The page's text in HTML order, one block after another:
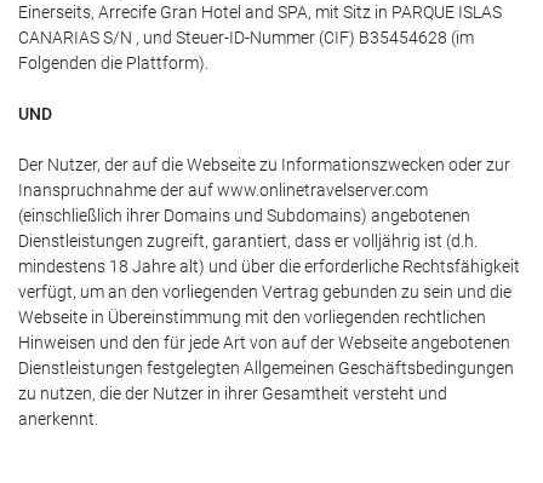
Einerseits, Arrecife Gran Hotel and SPA, mit Sitz in PARQUE ISLAS
CANARIAS S/N , und Steuer-ID-Nummer (CIF) B35454628 (im
Folgenden die Plattform).
UND
Der Nutzer, der auf die Webseite zu Informationszwecken oder zur
Inanspruchnahme der auf www.onlinetravelserver.com
(einschließlich ihrer Domains und Subdomains) angebotenen
Dienstleistungen zugreift, garantiert, dass er volljährig ist (d.h.
mindestens 18 Jahre alt) und über die erforderliche Rechtsfähigkeit
verfügt, um an den vorliegenden Vertrag gebunden zu sein und die
Webseite in Übereinstimmung mit den vorliegenden rechtlichen
Hinweisen und den für jede Art von auf der Webseite angebotenen
Dienstleistungen festgelegten Allgemeinen Geschäftsbedingungen
zu nutzen, die der Nutzer in ihrer Gesamtheit versteht und
anerkennt.